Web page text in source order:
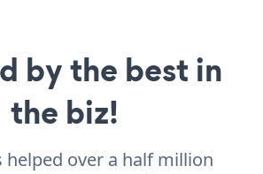
by the best in
the biz!
helped over a half million